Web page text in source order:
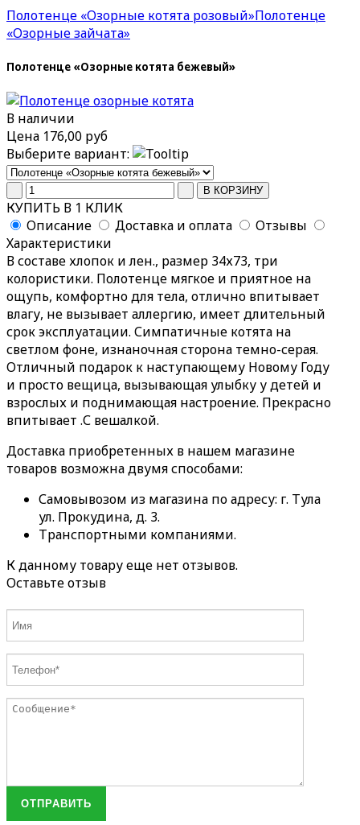
Полотенце «Озорные котята розовый»Полотенце
«Озорные зайчата»
Полотенце «Озорные котята бежевый»
В наличии
Цена 176,00 руб
Выберите вариант:
КУПИТЬ В 1 КЛИК
Описание
Доставка и оплата
Отзывы
Характеристики
В составе хлопок и лен., размер 34х73, три
колористики. Полотенце мягкое и приятное на
ощупь, комфортно для тела, отлично впитывает
влагу, не вызывает аллергию, имеет длительный
срок эксплуатации. Симпатичные котята на
светлом фоне, изнаночная сторона темно-серая.
Отличный подарок к наступающему Новому Году
и просто вещица, вызывающая улыбку у детей и
взрослых и поднимающая настроение. Прекрасно
впитывает .С вешалкой.
Доставка приобретенных в нашем магазине
товаров возможна двумя способами:
Самовывозом из магазина по адресу: г. Тула
ул. Прокудина, д. 3.
Транспортными компаниями.
К данному товару еще нет отзывов.
Оставьте отзыв
ОТПРАВИТЬ